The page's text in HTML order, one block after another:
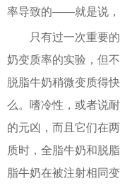
率导致的——就是说，
只有过一次重要
奶变质率的实验，但
脱脂牛奶稍微变质得
么。嗜冷性，或者说
的元凶，而且它们在
质时，全脂牛奶和脱
脂牛奶在被注射相同